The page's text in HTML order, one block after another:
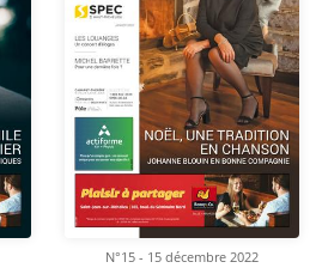
N°15 - 15 décembre 2022